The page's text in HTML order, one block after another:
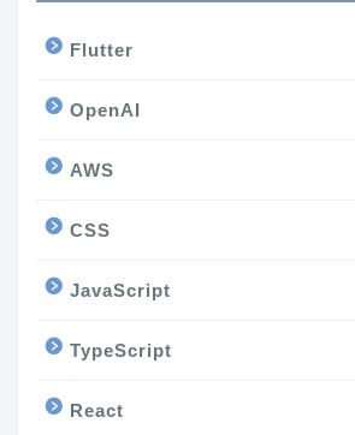
Flutter
OpenAI
AWS
CSS
JavaScript
TypeScript
React